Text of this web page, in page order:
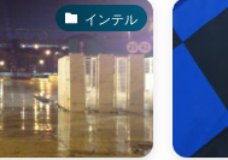
インテル